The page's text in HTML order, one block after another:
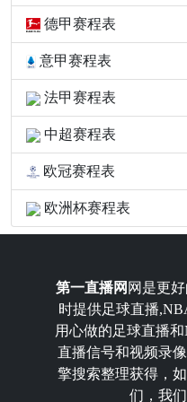
德甲赛程表
意甲赛程表
法甲赛程表
中超赛程表
欧冠赛程表
欧洲杯赛程表
第一直播网 网是更
时提供足球直播
用心做的足球直播
直播信号和视频录
擎搜索整理获得，
们，我